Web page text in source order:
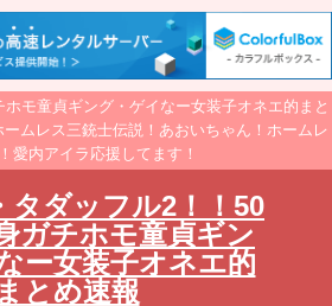
モ童貞ギング・ゲイなー女装子オネエ的まと
ムレス三銃士伝説！あおいちゃん！ホームレ
愛内アイラ応援してます！
タダッフル2！！50
ガチホモ童貞ギン
ー女装子オネエ的
まとめ速報